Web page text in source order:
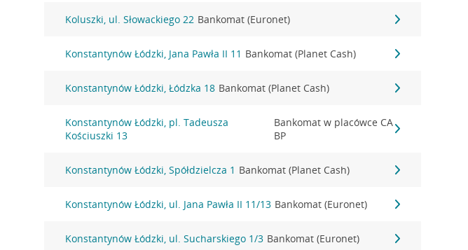
Koluszki, ul. Słowackiego 22 Bankomat (Euronet)
Konstantynów Łódzki, Jana Pawła II 11 Bankomat (Planet Cash)
Konstantynów Łódzki, Łódzka 18 Bankomat (Planet Cash)
Konstantynów Łódzki, pl. Tadeusza
Kościuszki 13
Bankomat w placówce CA
BP
Konstantynów Łódzki, Spółdzielcza 1 Bankomat (Planet Cash)
Konstantynów Łódzki, ul. Jana Pawła II 11/13 Bankomat (Euronet)
Konstantynów Łódzki, ul. Sucharskiego 1/3 Bankomat (Euronet)